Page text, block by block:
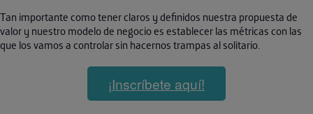
Tan importante como tener claros y definidos nuestra propuesta de
valor y nuestro modelo de negocio es establecer las métricas con las
que los vamos a controlar sin hacernos trampas al solitario.
¡Inscríbete aquí!